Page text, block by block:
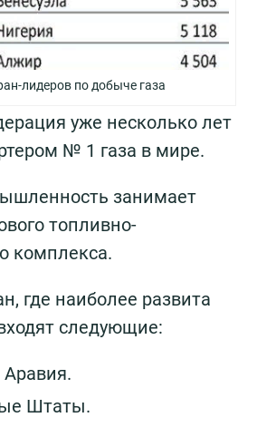
лидеров по добыче газа
уже несколько лет
№ 1 газа в мире.
занимает
топливно-
комплекса.
где наиболее развита
следующие:
Аравия.
Штаты.